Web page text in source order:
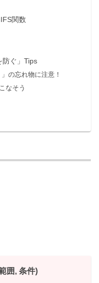
関数
防ぐ」Tips
の忘れ物に注意！
なそう
囲, 条件)